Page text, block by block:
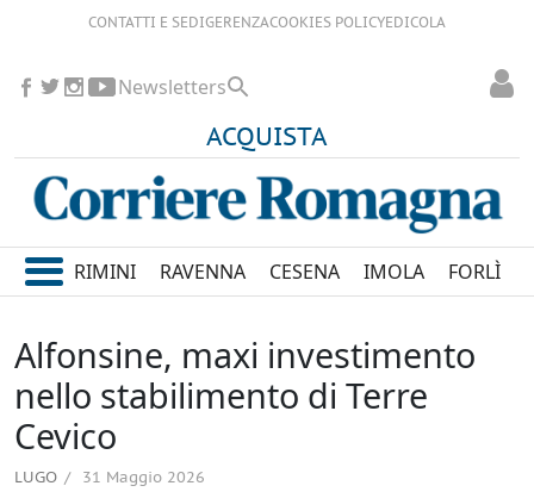
CONTATTI E SEDIGERENZACOOKIES POLICYEDICOLA
ACQUISTA
Newsletters
RIMINI RAVENNA CESENA IMOLA FORLÌ
Alfonsine, maxi investimento
nello stabilimento di Terre
Cevico
LUGO 31 Maggio 2026